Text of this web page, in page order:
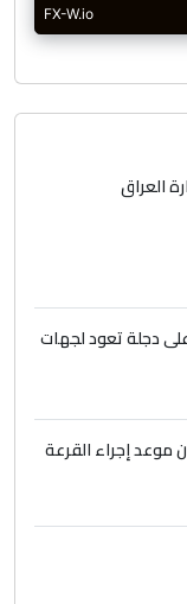
العراق
454 تجاوزاً على دجلة تعود لجهات
موعد إجراء القرعة